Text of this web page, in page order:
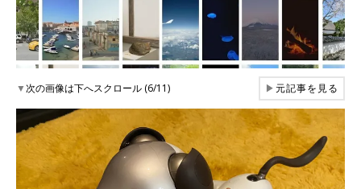
▼次の画像は下へスクロール (6/11) ▶元記事を見る